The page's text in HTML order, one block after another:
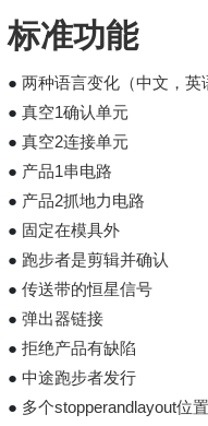
标准功能
●两种语言变化（中文，英
●真空1确认单元
●真空2连接单元
● 产品1串电路
● 产品2抓地力电路
● 固定在模具外
● 跑步者是剪辑并确认
●传送带的恒星信号
●弹出器链接
●拒绝产品有缺陷
●中途跑步者发行
● 多个stopperandlayout位